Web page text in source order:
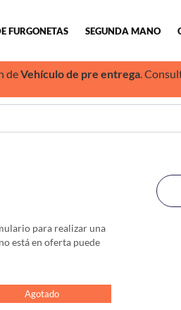
FURGONETAS SEGUNDA MANO
deVehículo de pre entrega.
para realizar una
está en oferta puede
Agotado